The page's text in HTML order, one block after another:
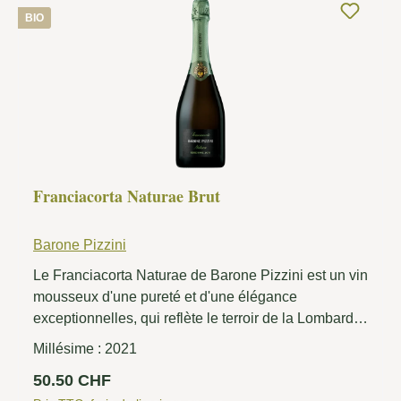
BIO
Franciacorta Naturae Brut
Barone Pizzini
Le Franciacorta Naturae de Barone Pizzini est un vin
mousseux d'une pureté et d'une élégance
exceptionnelles, qui reflète le terroir de la Lombardie
dans sa forme la plus authentique. À la fois sévère et
une structure marquée et une acidité vive. Une partie
Millésime : 2021
Prix régulier :
50.50 CHF